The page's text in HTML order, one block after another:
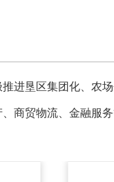
进垦区集团化、农
商贸物流、金融服务